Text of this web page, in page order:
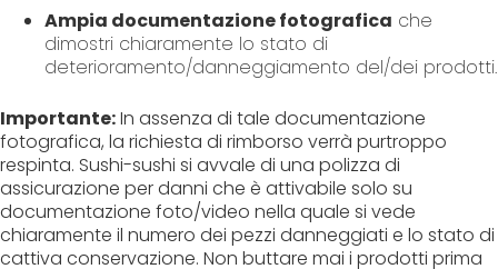
Ampia documentazione fotografica che
dimostri chiaramente lo stato di
deterioramento/danneggiamento del/dei prodotti.
Importante:In assenza di tale documentazione
fotografica, la richiesta di rimborso verrà purtroppo
respinta. Sushi-sushi si avvale di una polizza di
assicurazione per danni che è attivabile solo su
documentazione foto/video nella quale si vede
chiaramente il numero dei pezzi danneggiati e lo stato di
cattiva conservazione. Non buttare mai i prodotti prima